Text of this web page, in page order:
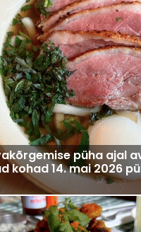
püha ajal
kohad 14. mai 2026